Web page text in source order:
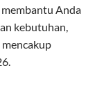
Kontrak ini
Anda
kebutuhan,